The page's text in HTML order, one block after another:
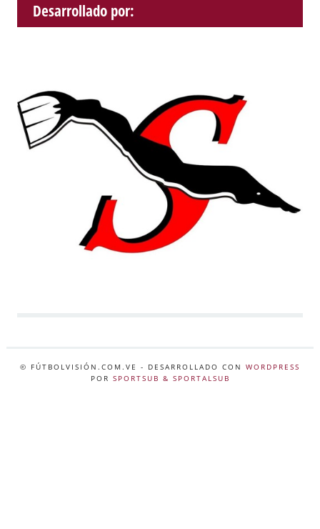
Desarrollado por:
© FÚTBOLVISIÓN.COM.VE - DESARROLLADO CON WORDPRESS
POR SPORTSUB & SPORTALSUB